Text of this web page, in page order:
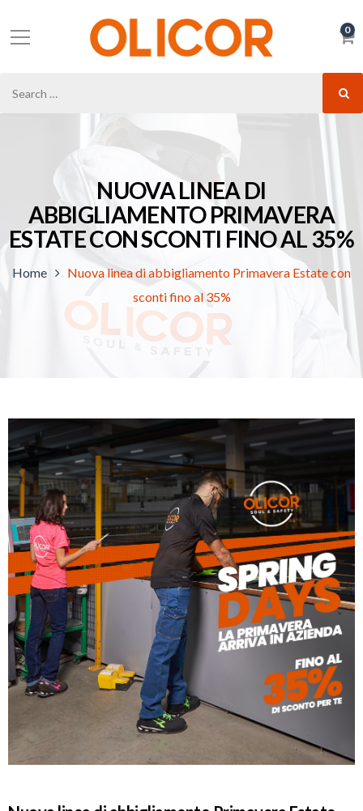
0
NUOVA LINEA DI
ABBIGLIAMENTO PRIMAVERA
ESTATE CON SCONTI FINO AL 35%
Home
Nuova linea di abbigliamento Primavera Estate con
sconti fino al 35%